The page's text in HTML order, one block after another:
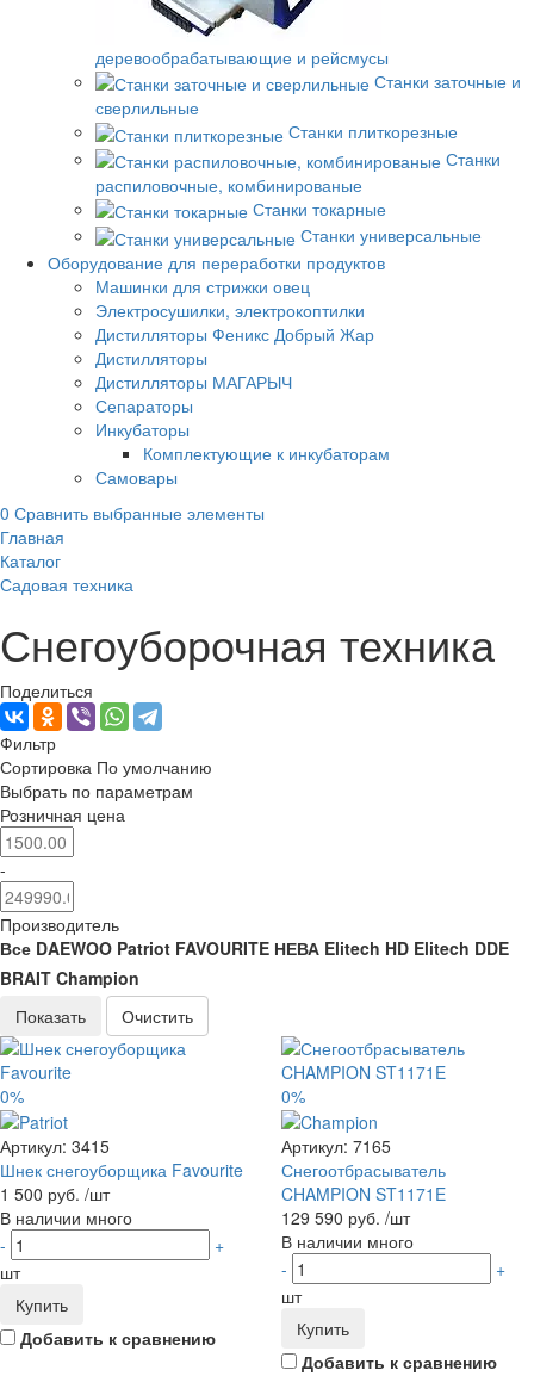
деревообрабатывающие и рейсмусы
Станки заточные и
сверлильные
Станки плиткорезные
Станки
распиловочные, комбинированые
Станки токарные
Станки универсальные
Оборудование для переработки продуктов
Машинки для стрижки овец
Электросушилки, электрокоптилки
Дистилляторы Феникс Добрый Жар
Дистилляторы
Дистилляторы МАГАРЫЧ
Сепараторы
Инкубаторы
Комплектующие к инкубаторам
Самовары
0 Сравнить выбранные элементы
Главная
Каталог
Садовая техника
Снегоуборочная техника
Поделиться
Фильтр
Сортировка По умолчанию
Выбрать по параметрам
Розничная цена
-
Производитель
Все DAEWOO Patriot FAVOURITE НЕВА Elitech HD Elitech DDE
BRAIT Champion
Показать
Очистить
0%
Артикул: 3415
Шнек снегоуборщика Favourite
1 500 руб. /шт
В наличии много
-
+
шт
Купить
Добавить к сравнению
0%
Артикул: 7165
Снегоотбрасыватель
CHAMPION ST1171E
129 590 руб. /шт
В наличии много
-
+
шт
Купить
Добавить к сравнению